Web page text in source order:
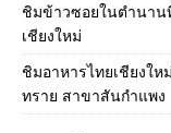
ชิมข้าวซอยในตำนา
เชียงใหม่
ชิมอาหารไทยเชียงใ
ทราย สาขาสันกำแพง